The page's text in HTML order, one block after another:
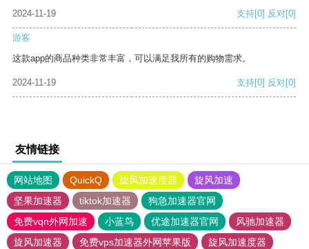
2024-11-19
支持[0] 反对[0]
游客
这款app的商品种类非常丰富，可以满足我所有的购物需求。
2024-11-19 支持[0] 反对[0]
友情链接
网站地图 QuickQ 旋风加速度器
旋风加速
坚果加速器
tiktok加速器
狗急加速器官网
免费vqn外网加速
小蓝鸟 优途加速器官网
风驰加速器
旋风加速器
免费vps加速器外网苹果版
旋风加速度器